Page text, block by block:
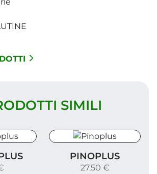
SIMILI
PINOPLUS
27,50 €